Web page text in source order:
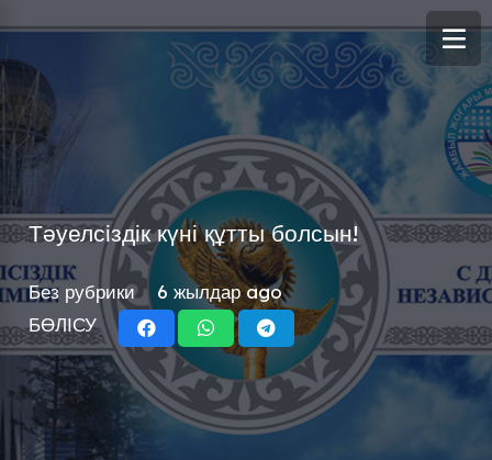
Тәуелсіздік күні құтты болсын!
Без рубрики
6 жылдар ago
БӨЛІСУ